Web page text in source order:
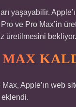
yaşayabilir.
ve Pro Max’in
üretilmesini bekliyor.
MAX
Apple’ın web